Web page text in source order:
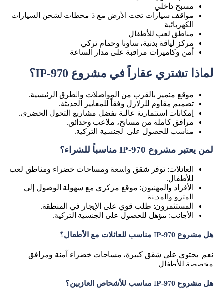
مسبح داخلي
مواقف سيارات تحت الأرض مع 5 محطات لشحن السيارات
الكهربائية
مناطق لعب للأطفال
مركز لياقة بدنية، ساونا وحمام تركي
أمن وكاميرات مراقبة على مدار الساعة
لماذا تشتري عقاراً في مشروع IP-970؟
موقع متميز بالقرب من المواصلات والطرق الرئيسية.
تصميم مقاوم للزلازل وفقاً للمعايير الحديثة.
إمكانات استثمارية عالية بفضل مشاريع التحول الحضري.
مرافق كاملة من مسابح، ملاعب وحدائق.
مناسب للحصول على الجنسية التركية.
لمن يعتبر مشروع IP-970 مناسباً للشراء؟
العائلات: توفر شقق واسعة ومساحات خضراء ومناطق لعب
للأطفال.
الأفراد والمهنيون: موقع مركزي مع سهولة الوصول إلى
المترو والمدينة.
المستثمرون: طلب قوي على الإيجار في المنطقة.
الأجانب: مؤهل للحصول على الجنسية التركية.
هل مشروع IP-970 مناسب للعائلات مع الأطفال؟
نعم. يحتوي على شقق كبيرة، مساحات خضراء آمنة ومرافق
مخصصة للأطفال.
هل مشروع IP-970 مناسب للأشخاص العازبين؟